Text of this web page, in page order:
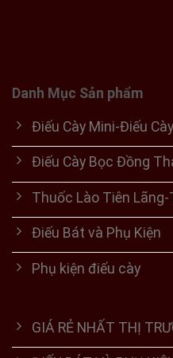
Danh Mục Sản phẩm
Điếu Cày Mini-Điếu
Điếu Cày Bọc Đồng
Thuốc Lào Tiên Lãng-
Điếu Bát và Phụ Kiện
Phụ kiện điếu cày
GIÁ RẺ NHẤT THỊ